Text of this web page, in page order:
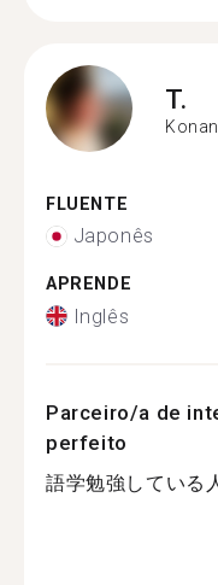
T.
Konan
FLUENTE
Japonês
APRENDE
Inglês
Parceiro/a de
perfeito
語学勉強している